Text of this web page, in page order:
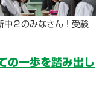
中２のみなさん！受験
の一歩を踏み出し